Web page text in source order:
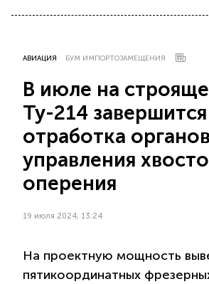
АВИАЦИЯ БУМ ИМПОРТОЗАМЕЩЕНИЯ
В июле на
Ту-214 завершится
отработка органов
управления
оперения
19 июля 2024, 13:24
На проектную мощность
пятикоординатных